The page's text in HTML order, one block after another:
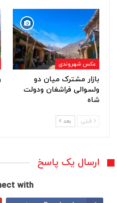
عکس شهروندی
بازار مشترک میان دو
ولسوالی فراشغان ودولت
شاه
قبلی بعد
ارسال یک پاسخ
with: